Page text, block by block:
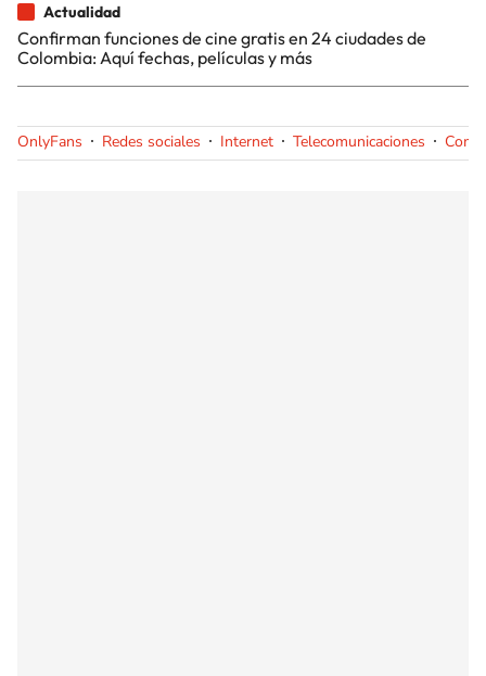
Actualidad
Confirman funciones de cine gratis en 24 ciudades de
Colombia: Aquí fechas, películas y más
OnlyFans Redes sociales Internet Telecomunicaciones